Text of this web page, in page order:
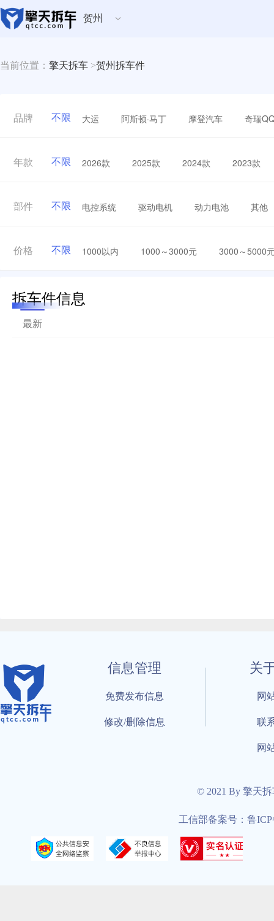
贺州
当前位置： 擎天拆车 >贺州拆车件
品牌 不限 大运 阿斯顿·马丁 摩登汽车 奇瑞
年款 不限 2026款 2025款 2024款 2023款
部件 不限 电控系统 驱动电机 动力电池 其他
价格 不限 1000以内 1000～3000元 3000～5000
拆车件信息
最新
信息管理
免费发布信息
修改/删除信息
关
网
联
网
© 2021 By 擎天
工信部备案号：鲁